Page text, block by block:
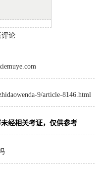
评论
9/article-8146.html
经相关考证，仅供参考